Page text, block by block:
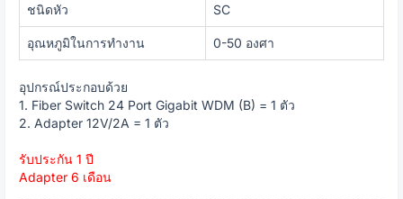
ชนิดหัว SC
อุณหภูมิในการทำงาน 0-50 องศา
อุปกรณ์ประกอบด้วย
1. Fiber Switch 24 Port Gigabit WDM (B) = 1 ตัว
2. Adapter 12V/2A = 1 ตัว
รับประกัน 1 ปี
Adapter 6 เดือน